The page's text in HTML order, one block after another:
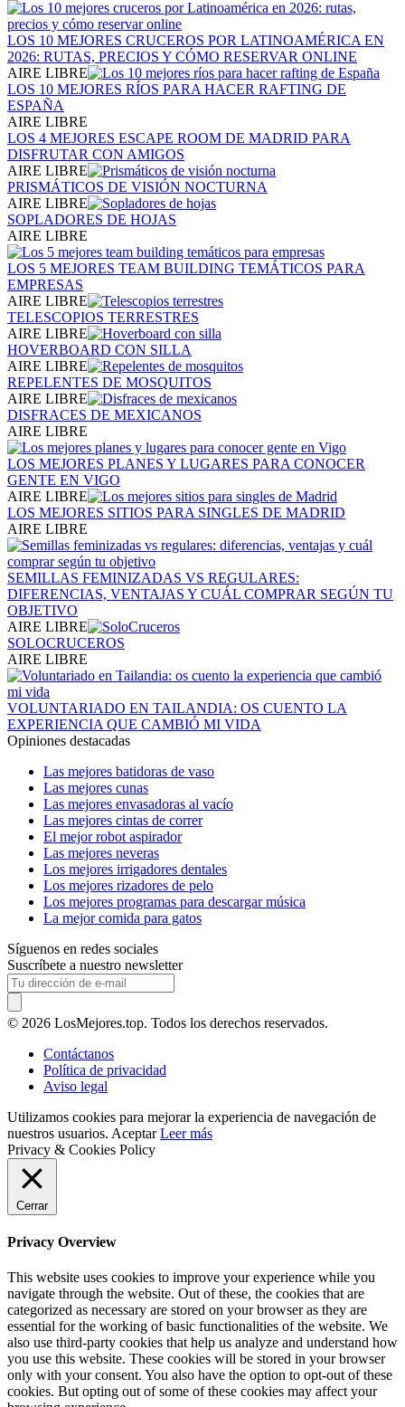
LOS 10 MEJORES CRUCEROS POR LATINOAMÉRICA EN
2026: RUTAS, PRECIOS Y CÓMO RESERVAR ONLINE
AIRE LIBRE
LOS 10 MEJORES RÍOS PARA HACER RAFTING DE
ESPAÑA
AIRE LIBRE
LOS 4 MEJORES ESCAPE ROOM DE MADRID PARA
DISFRUTAR CON AMIGOS
AIRE LIBRE
PRISMÁTICOS DE VISIÓN NOCTURNA
AIRE LIBRE
SOPLADORES DE HOJAS
AIRE LIBRE
LOS 5 MEJORES TEAM BUILDING TEMÁTICOS PARA
EMPRESAS
AIRE LIBRE
TELESCOPIOS TERRESTRES
AIRE LIBRE
HOVERBOARD CON SILLA
AIRE LIBRE
REPELENTES DE MOSQUITOS
AIRE LIBRE
DISFRACES DE MEXICANOS
AIRE LIBRE
LOS MEJORES PLANES Y LUGARES PARA CONOCER
GENTE EN VIGO
AIRE LIBRE
LOS MEJORES SITIOS PARA SINGLES DE MADRID
AIRE LIBRE
SEMILLAS FEMINIZADAS VS REGULARES:
DIFERENCIAS, VENTAJAS Y CUÁL COMPRAR SEGÚN TU
OBJETIVO
AIRE LIBRE
SOLOCRUCEROS
AIRE LIBRE
VOLUNTARIADO EN TAILANDIA: OS CUENTO LA
EXPERIENCIA QUE CAMBIÓ MI VIDA
Opiniones destacadas
Las mejores batidoras de vaso
Las mejores cunas
Las mejores envasadoras al vacío
Las mejores cintas de correr
El mejor robot aspirador
Las mejores neveras
Los mejores irrigadores dentales
Los mejores rizadores de pelo
Los mejores programas para descargar música
La mejor comida para gatos
Síguenos en redes sociales
Suscríbete a nuestro newsletter
© 2026 LosMejores.top. Todos los derechos reservados.
Contáctanos
Política de privacidad
Aviso legal
Utilizamos cookies para mejorar la experiencia de navegación de
nuestros usuarios. Aceptar Leer más
Privacy & Cookies Policy
Cerrar
Privacy Overview
This website uses cookies to improve your experience while you
navigate through the website. Out of these, the cookies that are
categorized as necessary are stored on your browser as they are
essential for the working of basic functionalities of the website. We
also use third-party cookies that help us analyze and understand how
you use this website. These cookies will be stored in your browser
only with your consent. You also have the option to opt-out of these
cookies. But opting out of some of these cookies may affect your